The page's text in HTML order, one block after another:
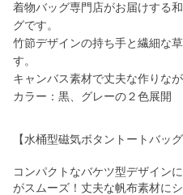
着物バッグ専門店がお届けする
グです。
竹節デザインの持ち手と繊細な
す。
キャンバス素材で丈夫な作りな
カラー：黒、グレーの２色展開
【水桶型磁気ボタントートバッ
コンパクトなバケツ型デザイン
がスムーズ！丈夫な帆布素材に